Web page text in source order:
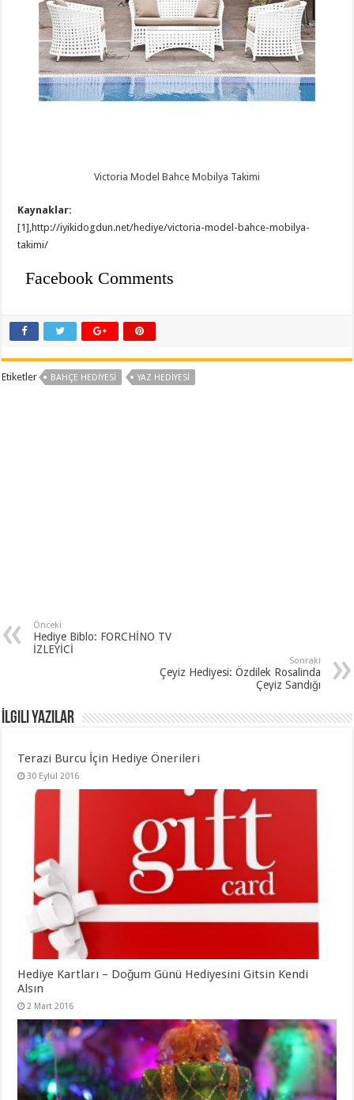
Victoria Model Bahce Mobilya Takimi
Kaynaklar:
[1],http://iyikidogdun.net/hediye/victoria-model-bahce-mobilya-
takimi/
Facebook Comments
Etiketler BAHÇE HEDIYESI YAZ HEDIYESI
Önceki
Hediye Biblo: FORCHİNO TV
İZLEYİCİ
Sonraki
Çeyiz Hediyesi: Özdilek Rosalinda
Çeyiz Sandığı
İlgili Yazılar
Terazi Burcu İçin Hediye Önerileri
30 Eylül 2016
Hediye Kartları – Doğum Günü Hediyesini Gitsin Kendi
Alsın
2 Mart 2016